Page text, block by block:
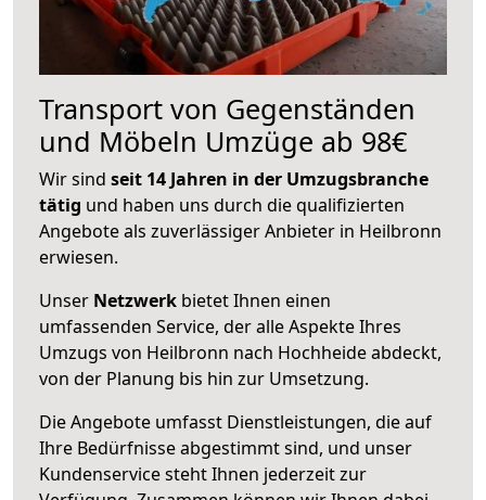
Transport von Gegenständen
und Möbeln Umzüge ab 98€
Wir sind seit 14 Jahren in der Umzugsbranche
tätig und haben uns durch die qualifizierten
Angebote als zuverlässiger Anbieter in Heilbronn
erwiesen.
Unser Netzwerk bietet Ihnen einen
umfassenden Service, der alle Aspekte Ihres
Umzugs von Heilbronn nach Hochheide abdeckt,
von der Planung bis hin zur Umsetzung.
Die Angebote umfasst Dienstleistungen, die auf
Ihre Bedürfnisse abgestimmt sind, und unser
Kundenservice steht Ihnen jederzeit zur